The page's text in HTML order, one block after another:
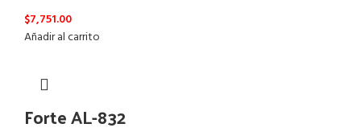
$7,751.00
Añadir al carrito
Forte AL-832